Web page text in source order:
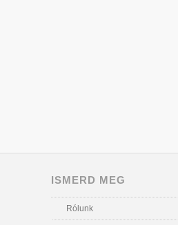
ISMERD MEG
Rólunk